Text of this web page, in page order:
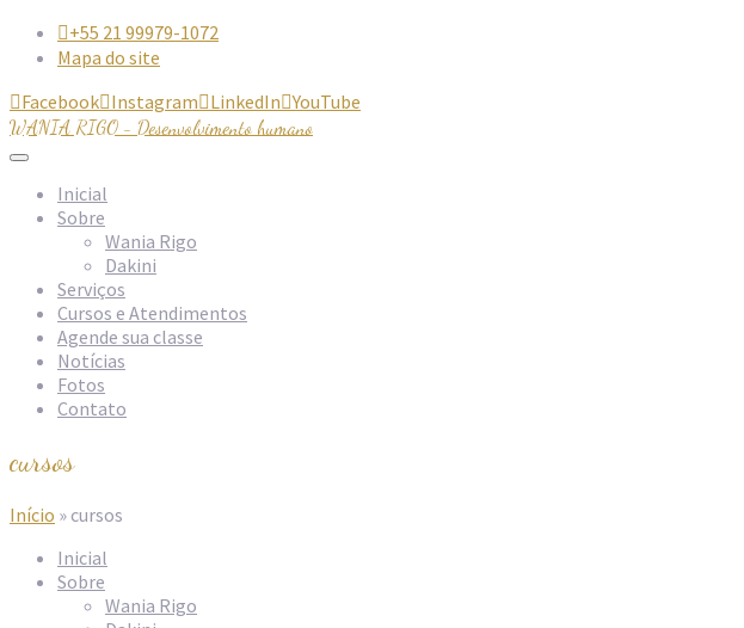
+55 21 99979-1072
Mapa do site
FacebookInstagramLinkedInYouTube
WANIA RIGO - Desenvolvimento humano
Inicial
Sobre
Wania Rigo
Dakini
Serviços
Cursos e Atendimentos
Agende sua classe
Notícias
Fotos
Contato
cursos
Início » cursos
Inicial
Sobre
Wania Rigo